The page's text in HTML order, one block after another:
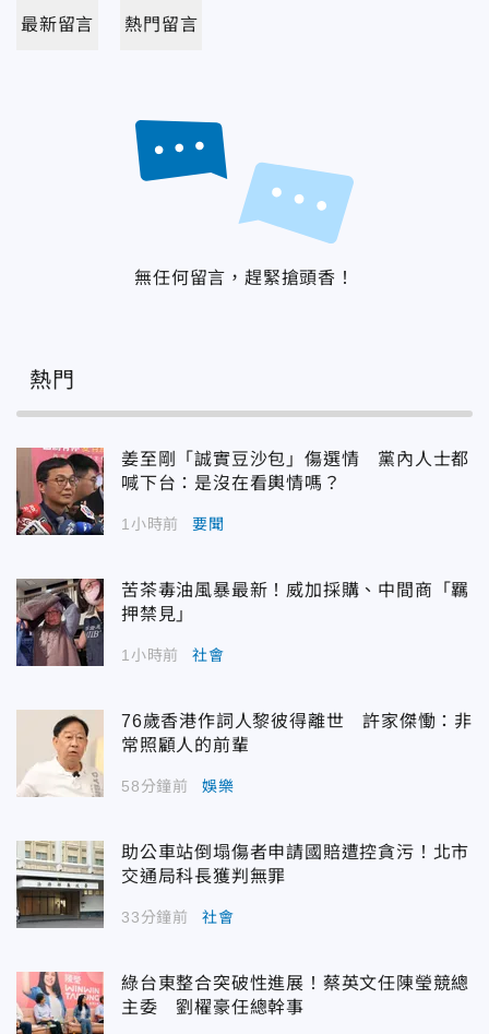
最新留言 熱門留言
無任何留言，趕緊搶頭香！
熱門
姜至剛「誠實豆沙包」傷選情 黨內人士都
喊下台：是沒在看輿情嗎？
1小時前 要聞
苦茶毒油風暴最新！威加採購、中間商「羈
押禁見」
1小時前 社會
76歲香港作詞人黎彼得離世 許家傑慟：非
常照顧人的前輩
58分鐘前 娛樂
助公車站倒塌傷者申請國賠遭控貪污！北市
交通局科長獲判無罪
33分鐘前 社會
綠台東整合突破性進展！蔡英文任陳瑩競總
主委 劉櫂豪任總幹事